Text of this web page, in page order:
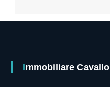
Immobiliare Cavallo